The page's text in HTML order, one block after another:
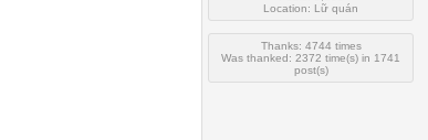
Location: Lữ quán
Thanks: 4744 times
Was thanked: 2372 time(s) in 1741
post(s)